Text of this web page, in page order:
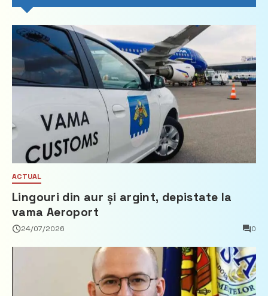
ACTUAL
Lingouri din aur și argint, depistate la
vama Aeroport
24/07/2026 0